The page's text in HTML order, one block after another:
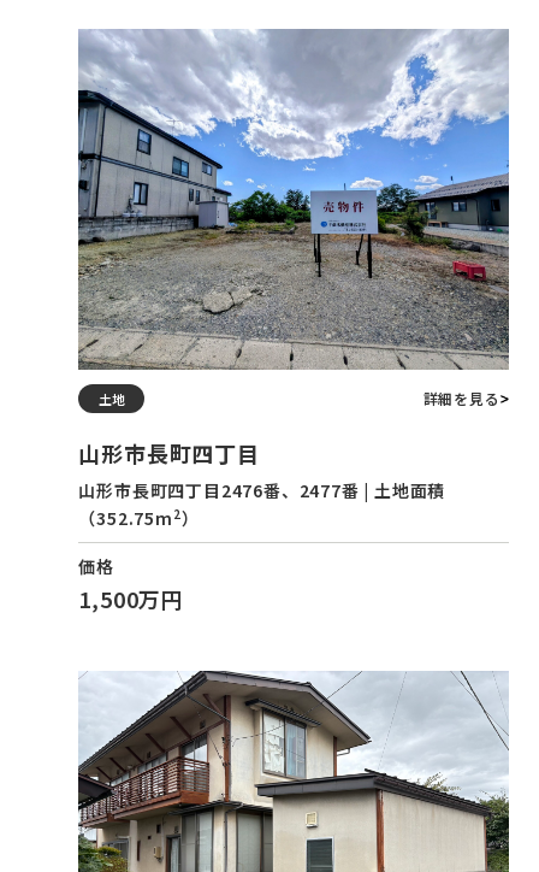
土地 詳細を見る
山形市長町四丁目
山形市長町四丁目2476番、2477番 | 土地面積
（352.75m 2）
価格
1,500万円